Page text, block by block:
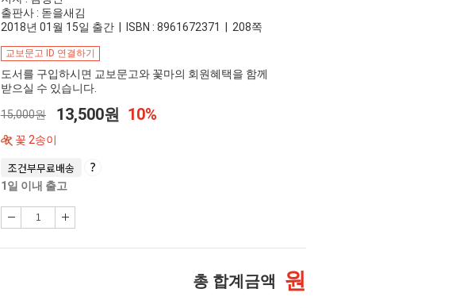
출판사 : 돋을새김
2018년 01월 15일 출간 | ISBN : 8961672371 | 208쪽
교보문고 ID 연결하기
도서를 구입하시면 교보문고와 꽃마의 회원혜택을 함께
받으실 수 있습니다.
15,000원 13,500원 10%
꽃 2송이
조건부무료배송
1일 이내 출고
총 합계금액 원